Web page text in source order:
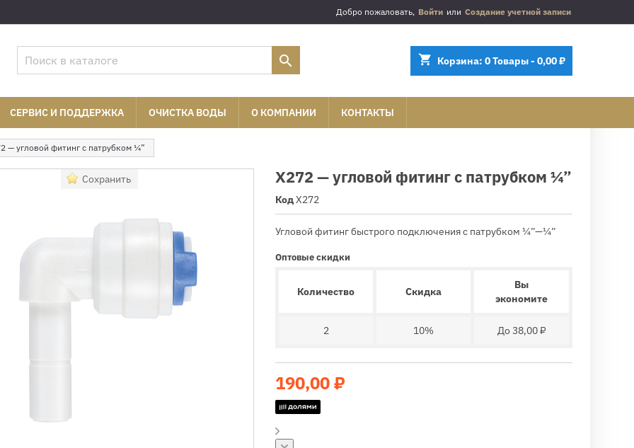
Добро пожаловать, Войти или Создание учетной записи
shopping_cart Корзина: 0Товары - 0,00 ₽

СЕРВИС И ПОДДЕРЖКА ОЧИСТКА ВОДЫ О КОМПАНИИ КОНТАКТЫ
— угловой фитинг с патрубком ¼”
Сохранить X272 — угловой фитинг с патрубком ¼”
КодX272
Угловой фитинг быстрого подключения с патрубком ¼”—¼”
Оптовые скидки
Количество Скидка
Вы
экономите
2 10% До 38,00 ₽
190,00 ₽